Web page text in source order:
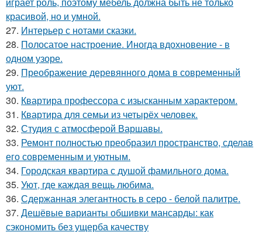
красивой, но и умной.
27. Интерьер с нотами сказки.
28. Полосатое настроение. Иногда вдохновение - в
одном узоре.
29. Преображение деревянного дома в современный
уют.
30. Квартира профессора с изысканным характером.
31. Квартира для семьи из четырёх человек.
32. Студия с атмосферой Варшавы.
33. Ремонт полностью преобразил пространство, сделав
его современным и уютным.
34. Городская квартира с душой фамильного дома.
35. Уют, где каждая вещь любима.
36. Сдержанная элегантность в серо - белой палитре.
37. Дешёвые варианты обшивки мансарды: как
сэкономить без ущерба качеству